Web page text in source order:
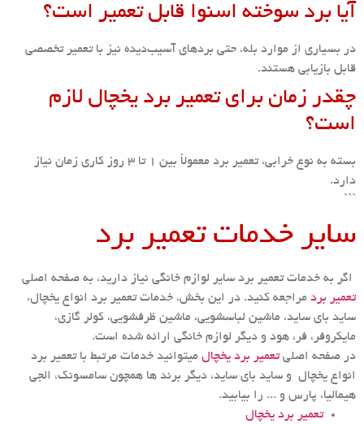
آیا برد سوخته اسنوا قابل تعمیر است؟
در بسیاری از موارد بله، حتی بردهای آسیب‌دیده نیز با تعمیر تخصصی
قابل بازیابی هستند.
چقدر زمان برای تعمیر برد یخچال لازم
است؟
بسته به نوع خرابی، تعمیر برد معمولاً بین 1 تا 3 روز کاری زمان نیاز
دارد.
```
سایر خدمات تعمیر برد
اگر به خدمات تعمیر برد سایر لوازم خانگی نیاز دارید، به صفحه اصلی
تعمیر برد مراجعه کنید. در این بخش، خدمات تعمیر برد انواع یخچال،
ساید بای ساید، ماشین لباسشویی، ماشین ظرفشویی، کولر گازی،
مایکروفر، فر، هود و دیگر لوازم خانگی ارائه شده است.
در صفحه اصلیتعمیر برد یخچال میتوانید خدمات مرتبط با تعمیر برد
انواع یخچال و ساید بای ساید، دیگر برند ها همچون سامسونک، الجی
هیمالیا، پارس و ... را بیابید.
تعمیر برد یخچال